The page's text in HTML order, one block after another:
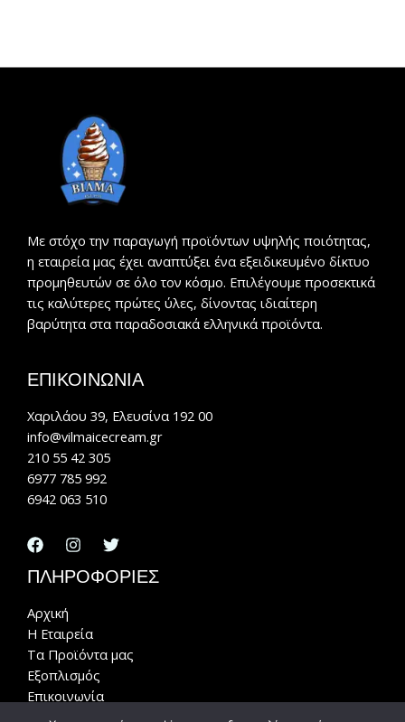
Με στόχο την παραγωγή προϊόντων υψηλής ποιότητας,
η εταιρεία μας έχει αναπτύξει ένα εξειδικευμένο δίκτυο
προμηθευτών σε όλο τον κόσμο. Επιλέγουμε προσεκτικά
τις καλύτερες πρώτες ύλες, δίνοντας ιδιαίτερη
βαρύτητα στα παραδοσιακά ελληνικά προϊόντα.
ΕΠΙΚΟΙΝΩΝΙΑ
Χαριλάου 39, Ελευσίνα 192 00
info@vilmaicecream.gr
210 55 42 305
6977 785 992
6942 063 510
ΠΛΗΡΟΦΟΡΙΕΣ
Αρχική
Η Εταιρεία
Τα Προϊόντα μας
Εξοπλισμός
Επικοινωνία